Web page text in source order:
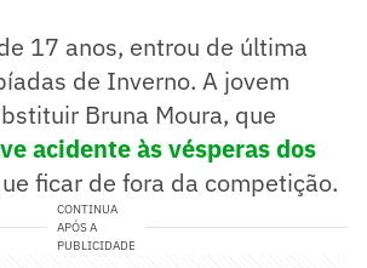
17 anos, entrou de última
de Inverno. A jovem
Bruna Moura, que
acidente às vésperas dos
ficar de fora da competição.
CONTINUA
APÓS A
PUBLICIDADE